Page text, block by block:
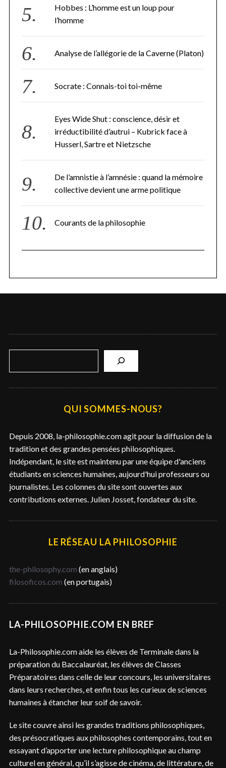
Hobbes : L’homme est un loup pour
l’homme
Analyse de l’allégorie de la Caverne (Platon)
Socrate : Connais-toi toi-même
Eyes Wide Shut : conscience, désir et
irréductibilité d’autrui – Kubrick face à
Husserl, Sartre et Nietzsche
De l’amnistie à l’amnésie : quand la mémoire
collective devient une arme politique
Courants de la philosophie
QUI SOMMES-NOUS?
Depuis 2008, la-philosophie.com agit pour la diffusion de la
tradition et des grandes pensées philosophiques.
Indépendant, le site est maintenu par une équipe d'anciens
étudiants en sciences humaines, aujourd'hui professeurs ou
journalistes. Les colonnes du site sont ouvertes aux
contributions externes. Julien Josset, fondateur du site.
LE RÉSEAU LA PHILOSOPHIE
the-philosophy.com (en anglais)
filosoficos.com (en portugais)
LA-PHILOSOPHIE.COM EN BREF
La-Philosophie.com aide les élèves de Terminale dans la
préparation du Baccalauréat, les élèves de Classes
Préparatoires dans celle de leur concours, les universitaires
dans leurs recherches, et enfin tous les curieux de sciences
humaines à étancher leur soif de savoir.
Le site couvre ainsi les grandes traditions philosophiques,
des présocratiques aux philosophes contemporains, tout en
essayant d’apporter une lecture philosophique au champ
culturel en général, qu’il s’agisse de cinéma, de littérature, de
r